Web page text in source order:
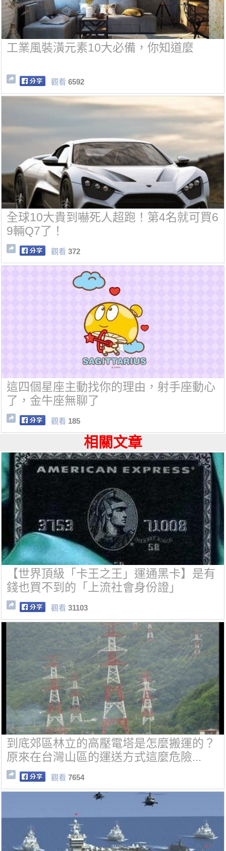
工業風裝潢元素10大必備，你知道麼
觀看 6592
全球10大貴到嚇死人超跑！第4名就可買6
9輛Q7了！
觀看 372
這四個星座主動找你的理由，射手座動心
了，金牛座無聊了
觀看 185
相關文章
【世界頂級「卡王之王」運通黑卡】是有
錢也買不到的「上流社會身份證」
觀看 31103
到底郊區林立的高壓電塔是怎麼搬運的？
原來在台灣山區的運送方式這麼危險...
觀看 7654